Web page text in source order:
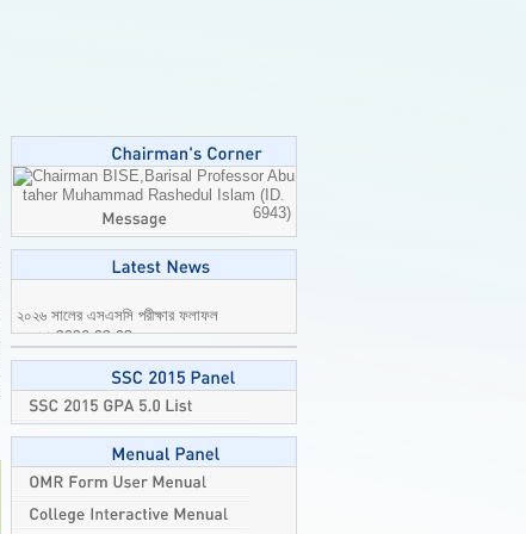
Professor Abu
taher Muhammad Rashedul Islam (ID.
6943)
২০২৬ সালের এসএসসি পরীক্ষার ফলাফল
2026-08-08